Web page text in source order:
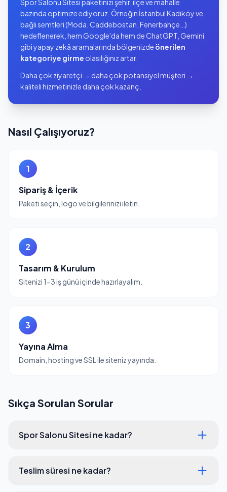
Spor Salonu Sitesi paketinizi şehir, ilçe ve mahalle
bazında optimize ediyoruz. Örneğin İstanbul Kadıköy ve
bağlı semtleri (Moda, Caddebostan, Fenerbahçe…)
hedeflenerek, hem Google'da hem de ChatGPT, Gemini
gibi yapay zekâ aramalarında bölgenizde önerilen
kategoriye girme olasılığınız artar.
Daha çok ziyaretçi → daha çok potansiyel müşteri →
kaliteli hizmetinizle daha çok kazanç.
Nasıl Çalışıyoruz?
1
Sipariş & İçerik
Paketi seçin, logo ve bilgilerinizi iletin.
2
Tasarım & Kurulum
Sitenizi 1-3 iş günü içinde hazırlayalım.
3
Yayına Alma
Domain, hosting ve SSL ile siteniz yayında.
Sıkça Sorulan Sorular
Spor Salonu Sitesi ne kadar?
Teslim süresi ne kadar?